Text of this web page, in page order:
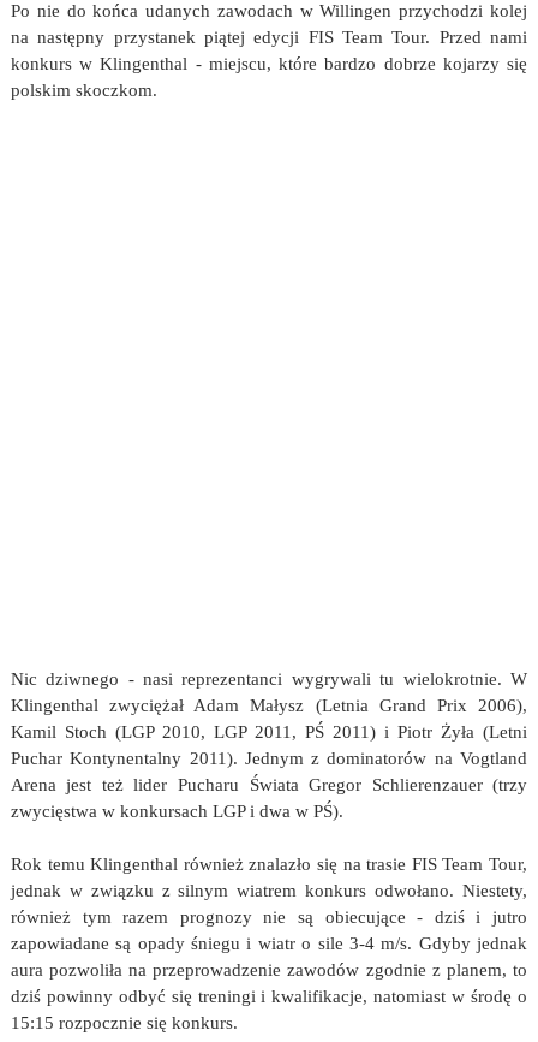
Po nie do końca udanych zawodach w Willingen przychodzi kolej
na następny przystanek piątej edycji FIS Team Tour. Przed nami
konkurs w Klingenthal - miejscu, które bardzo dobrze kojarzy się
polskim skoczkom.
Nic dziwnego - nasi reprezentanci wygrywali tu wielokrotnie. W
Klingenthal zwyciężał Adam Małysz (Letnia Grand Prix 2006),
Kamil Stoch (LGP 2010, LGP 2011, PŚ 2011) i Piotr Żyła (Letni
Puchar Kontynentalny 2011). Jednym z dominatorów na Vogtland
Arena jest też lider Pucharu Świata Gregor Schlierenzauer (trzy
zwycięstwa w konkursach LGP i dwa w PŚ).
Rok temu Klingenthal również znalazło się na trasie FIS Team Tour,
jednak w związku z silnym wiatrem konkurs odwołano. Niestety,
również tym razem prognozy nie są obiecujące - dziś i jutro
zapowiadane są opady śniegu i wiatr o sile 3-4 m/s. Gdyby jednak
aura pozwoliła na przeprowadzenie zawodów zgodnie z planem, to
dziś powinny odbyć się treningi i kwalifikacje, natomiast w środę o
15:15 rozpocznie się konkurs.